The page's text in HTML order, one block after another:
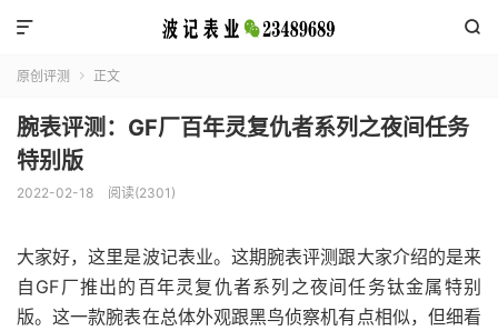


原创评测  正文
腕表评测：GF厂百年灵复仇者系列之夜间任务
特别版
2022-02-18 阅读(2301)
大家好，这里是波记表业。这期腕表评测跟大家介绍的是来
自GF厂推出的百年灵复仇者系列之夜间任务钛金属特别
版。这一款腕表在总体外观跟黑鸟侦察机有点相似，但细看